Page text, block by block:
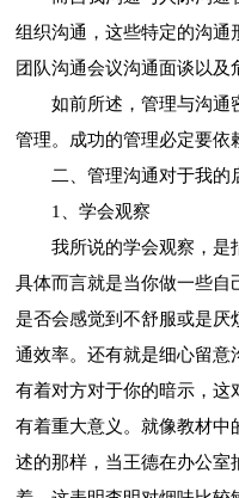
组织沟通，这些特定的沟通
团队沟通会议沟通面谈以及
如前所述，管理与沟通
管理。成功的管理必定要依
二、管理沟通对于我的
1、学会观察
我所说的学会观察，是
具体而言就是当你做一些自
是否会感觉到不舒服或是厌
通效率。还有就是细心留意
有着对方对于你的暗示，这
有着重大意义。就像教材中
述的那样，当王德在办公室